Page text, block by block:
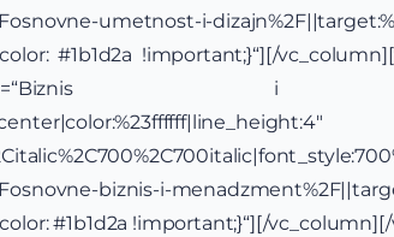
umetnost-i-
#1b1d2a !important;}“][/
text=“Biznis i
biznis-i-
#1b1d2a !important;}“][/